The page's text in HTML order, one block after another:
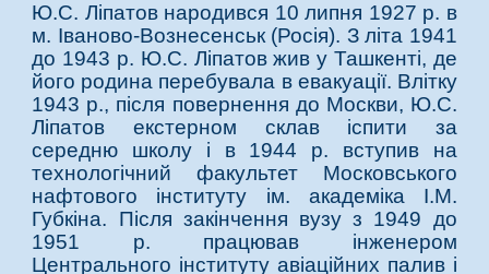
Ю.С. Ліпатов народився 10 липня 1927 р. в
м. Іваново-Вознесенськ (Росія). З літа 1941
до 1943 р. Ю.С. Ліпатов жив у Ташкенті, де
його родина перебувала в евакуації. Влітку
1943 р., після повернення до Москви, Ю.С.
Ліпатов екстерном склав іспити за
середню школу і в 1944 р. вступив на
технологічний факультет Московського
нафтового інституту ім. академіка І.М.
Губкіна. Після закінчення вузу з 1949 до
1951 р. працював інженером
Центрального інституту авіаційних палив і